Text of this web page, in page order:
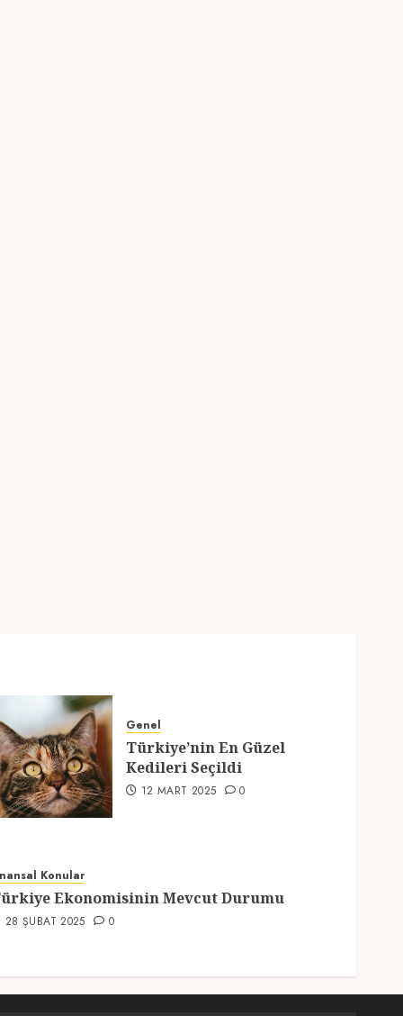
Genel
Türkiye’nin En Güzel
Kedileri Seçildi
12 MART 2025 0
Konular
Ekonomisinin Mevcut Durumu
28 ŞUBAT 2025 0